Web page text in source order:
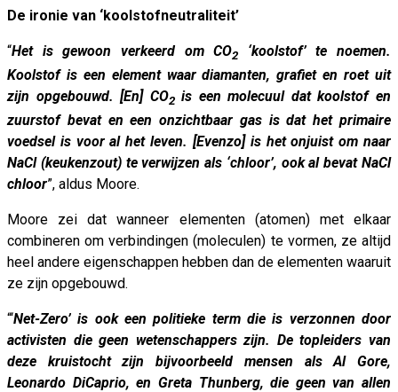
De ironie van ‘koolstofneutraliteit’
“Het is gewoon verkeerd om CO2
‘koolstof’ te noemen.
Koolstof is een element waar diamanten, grafiet en roet uit
zijn opgebouwd. [En] CO2is een molecuul dat koolstof en
zuurstof bevat en een onzichtbaar gas is dat het primaire
voedsel is voor al het leven. [Evenzo] is het onjuist om naar
NaCl (keukenzout) te verwijzen als ‘chloor’, ook al bevat NaCl
chloor”, aldus Moore.
Moore zei dat wanneer elementen (atomen) met elkaar
combineren om verbindingen (moleculen) te vormen, ze altijd
heel andere eigenschappen hebben dan de elementen waaruit
ze zijn opgebouwd.
“‘Net-Zero’ is ook een politieke term die is verzonnen door
activisten die geen wetenschappers zijn. De topleiders van
deze kruistocht zijn bijvoorbeeld mensen als Al Gore,
Leonardo DiCaprio, en Greta Thunberg, die geen van allen